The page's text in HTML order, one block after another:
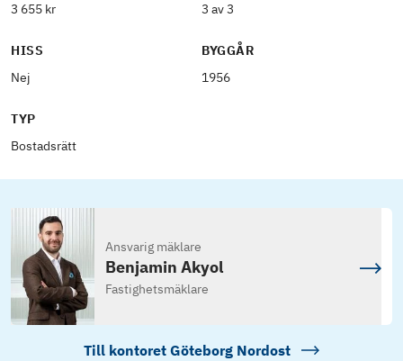
3 655 kr
3 av 3
HISS
Nej
BYGGÅR
1956
TYP
Bostadsrätt
Ansvarig mäklare
Benjamin Akyol
Fastighetsmäklare
Till kontoret Göteborg Nordost